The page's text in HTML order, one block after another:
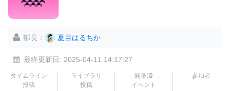
部長： 夏目はるちか
最終更新日: 2025-04-11 14:17:27
タイムライン
投稿
ライブラリ
投稿
開催済
イベント
参加者